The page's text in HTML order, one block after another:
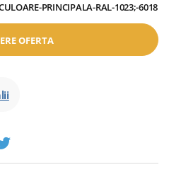
PRINCIPALA-RAL-1023;-6018
OFERTA